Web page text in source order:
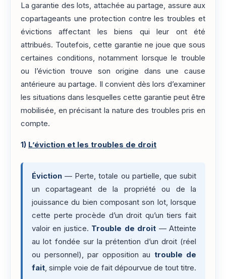
La garantie des lots, attachée au partage, assure aux
copartageants une protection contre les troubles et
évictions affectant les biens qui leur ont été
attribués. Toutefois, cette garantie ne joue que sous
certaines conditions, notamment lorsque le trouble
ou l’éviction trouve son origine dans une cause
antérieure au partage. Il convient dès lors d’examiner
les situations dans lesquelles cette garantie peut être
mobilisée, en précisant la nature des troubles pris en
compte.
1) L’éviction et les troubles de droit
Éviction — Perte, totale ou partielle, que subit
un copartageant de la propriété ou de la
jouissance du bien composant son lot, lorsque
cette perte procède d’un droit qu’un tiers fait
valoir en justice. Trouble de droit — Atteinte
au lot fondée sur la prétention d’un droit (réel
ou personnel), par opposition au trouble de
fait, simple voie de fait dépourvue de tout titre.